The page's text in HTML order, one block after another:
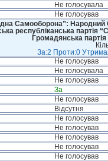
Не голосувала
Не голосував
Самооборона”: Народний
республіканська
Громадянська
За:2 Проти:0
Не голосував
Не голосувала
Не голосував
За
Не голосував
Відсутня
Не голосував
Не голосував
Не голосував
Не голосував
Не голосував